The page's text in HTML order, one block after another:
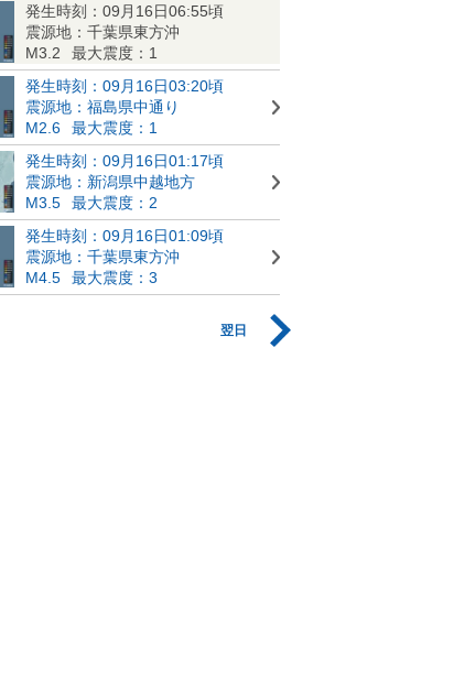
発生時刻：09月16日06:55頃
震源地：千葉県東方沖
M3.2
最大震度：1
発生時刻：09月16日03:20頃
震源地：福島県中通り
M2.6
最大震度：1
発生時刻：09月16日01:17頃
震源地：新潟県中越地方
M3.5
最大震度：2
発生時刻：09月16日01:09頃
震源地：千葉県東方沖
M4.5
最大震度：3
翌日